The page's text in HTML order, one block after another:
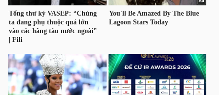
KINH
TẾ
THẾ